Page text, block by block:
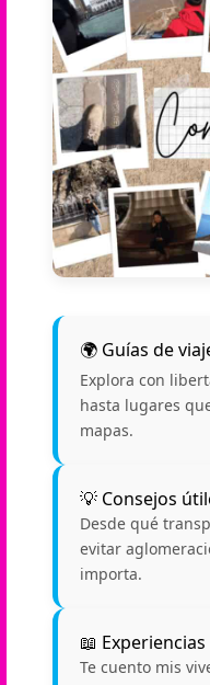
🌍 Guías de
Explora con
hasta lugares
mapas.
💡 Consejos
Desde qué
evitar
importa.
📖
Te cuento mis